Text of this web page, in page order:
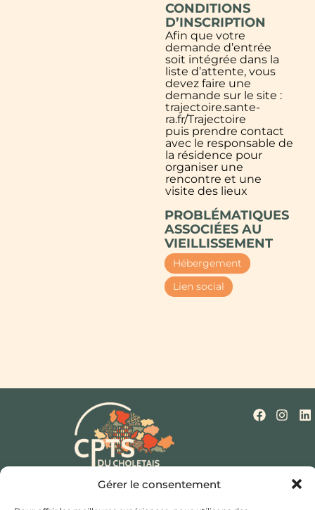
Gérer le consentement
CONDITIONS
D’INSCRIPTION
Afin que votre
demande d’entrée
soit intégrée dans la
liste d’attente, vous
devez faire une
demande sur le site :
trajectoire.sante-
ra.fr/Trajectoire
puis prendre contact
avec le responsable de
la résidence pour
organiser une
rencontre et une
visite des lieux
PROBLÉMATIQUES
ASSOCIÉES AU
VIEILLISSEMENT
Hébergement
Lien social
Qui sommes-nous ? Nos missions